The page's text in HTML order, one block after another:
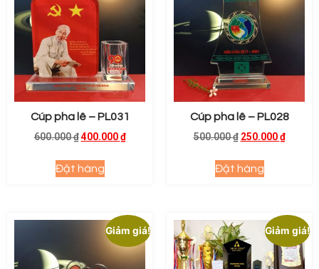
Cúp pha lê – PL031
600.000₫ 400.000₫
Đặt hàng
Cúp pha lê – PL028
500.000₫ 250.000₫
Đặt hàng
Giảm giá! Giảm giá!